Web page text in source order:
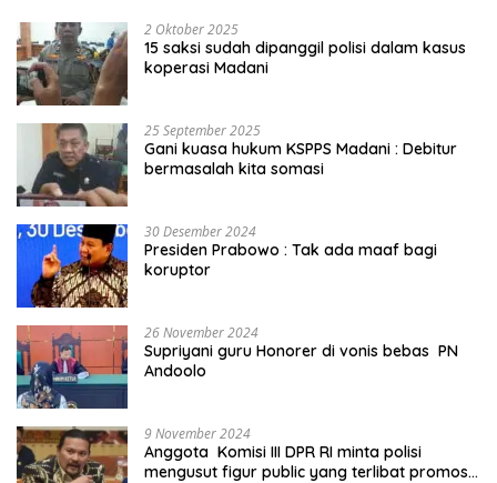
2 Oktober 2025
15 saksi sudah dipanggil polisi dalam kasus
koperasi Madani
25 September 2025
Gani kuasa hukum KSPPS Madani : Debitur
bermasalah kita somasi
30 Desember 2024
Presiden Prabowo : Tak ada maaf bagi
koruptor
26 November 2024
Supriyani guru Honorer di vonis bebas PN
Andoolo
9 November 2024
Anggota Komisi III DPR RI minta polisi
mengusut figur public yang terlibat promosi